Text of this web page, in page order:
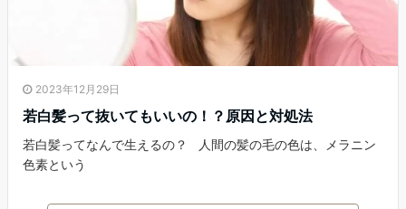
2023年12月29日
若白髪って抜いてもいいの！？原因と対処法
若白髪ってなんで生えるの？ 人間の髪の毛の色は、メラニン
色素という